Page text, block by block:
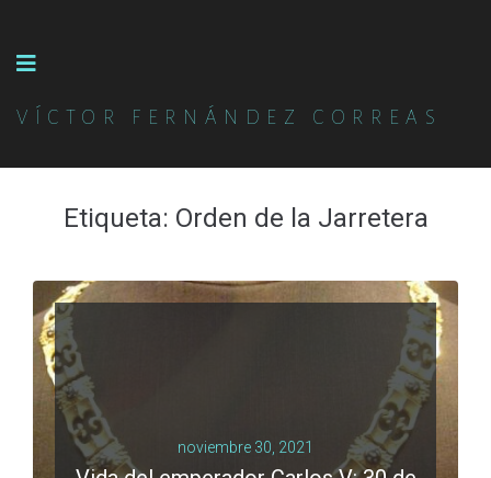
VÍCTOR FERNÁNDEZ CORREAS
Etiqueta: Orden de la Jarretera
noviembre 30, 2021